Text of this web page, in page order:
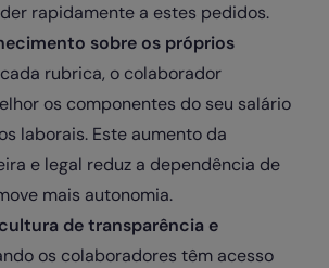
rapidamente a estes pedidos.
sobre os próprios
rubrica, o colaborador
os componentes do seu salário
laborais. Este aumento da
e legal reduz a dependência de
mais autonomia.
de transparência e
os colaboradores têm acesso